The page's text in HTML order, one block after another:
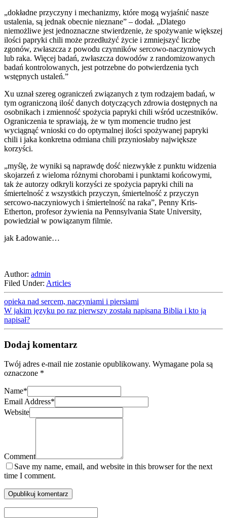
„dokładne przyczyny i mechanizmy, które mogą wyjaśnić nasze
ustalenia, są jednak obecnie nieznane” – dodał. „Dlatego
niemożliwe jest jednoznaczne stwierdzenie, że spożywanie większej
ilości papryki chili może przedłużyć życie i zmniejszyć liczbę
zgonów, zwłaszcza z powodu czynników sercowo-naczyniowych
lub raka. Więcej badań, zwłaszcza dowodów z randomizowanych
badań kontrolowanych, jest potrzebne do potwierdzenia tych
wstępnych ustaleń.”
Xu uznał szereg ograniczeń związanych z tym rodzajem badań, w
tym ograniczoną ilość danych dotyczących zdrowia dostępnych na
osobnikach i zmienność spożycia papryki chili wśród uczestników.
Ograniczenia te sprawiają, że w tym momencie trudno jest
wyciągnąć wnioski co do optymalnej ilości spożywanej papryki
chili i jaka konkretna odmiana chili przyniosłaby największe
korzyści.
„myślę, że wyniki są naprawdę dość niezwykłe z punktu widzenia
skojarzeń z wieloma różnymi chorobami i punktami końcowymi,
tak że autorzy odkryli korzyści ze spożycia papryki chili na
śmiertelność z wszystkich przyczyn, śmiertelność z przyczyn
sercowo-naczyniowych i śmiertelność na raka”, Penny Kris-
Etherton, profesor żywienia na Pennsylvania State University,
powiedział w powiązanym filmie.
jak Ładowanie…
Author: admin
Filed Under: Articles
opieka nad sercem, naczyniami i piersiami
W jakim języku po raz pierwszy została napisana Biblia i kto ją
napisał?
Dodaj komentarz
Twój adres e-mail nie zostanie opublikowany. Wymagane pola są
oznaczone *
Name*
Email Address*
Website
Comment
Save my name, email, and website in this browser for the next
time I comment.